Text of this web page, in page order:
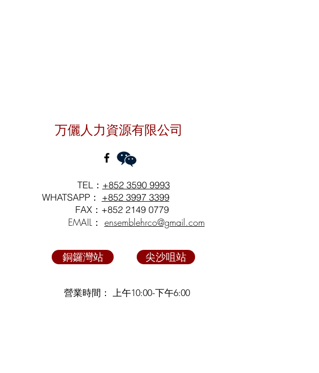
万儷人力資源有限公司
TEL： +852 3590 9993
WHATSAPP： +852 3997 3399
FAX：+852 2149 0779
EMAIL： ensemblehrco@gmail.com
銅鑼灣站 尖沙咀站
營業時間： 上午10:00-下午6:00